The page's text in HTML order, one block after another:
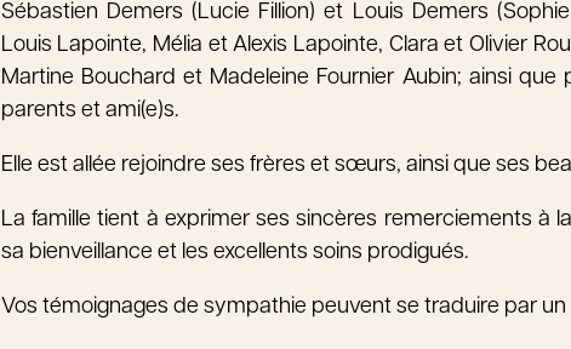
Sébastien Demers (Lucie Fillion) et Louis Demers
Louis Lapointe, Mélia et Alexis Lapointe, Clara et Olivier
Martine Bouchard et Madeleine Fournier Aubin; ainsi
parents et ami(e)s.
Elle est allée rejoindre ses frères et sœurs, ainsi que ses
La famille tient à exprimer ses sincères remerciements à
sa bienveillance et les excellents soins prodigués.
Vos témoignages de sympathie peuvent se traduire par un